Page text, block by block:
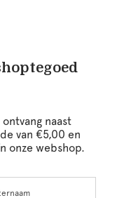
naast
van €5,00 en
onze webshop.